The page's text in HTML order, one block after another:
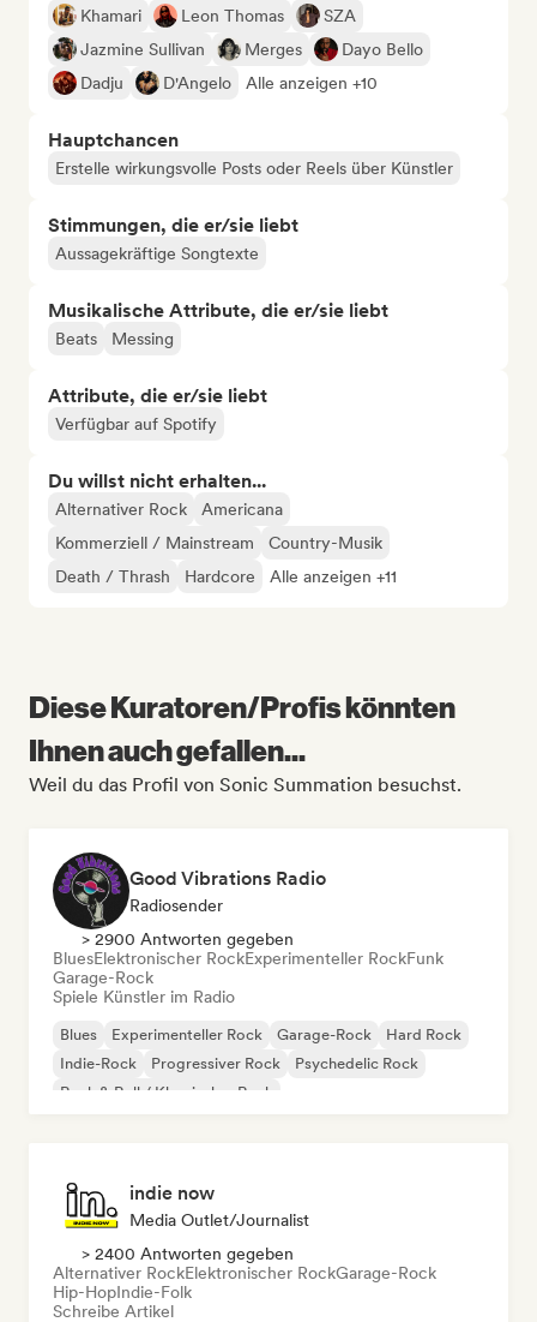
Khamari Leon Thomas
SZA
Jazmine Sullivan
Merges
Dayo Bello
Dadju
D'Angelo Alle anzeigen +10
Hauptchancen
Erstelle wirkungsvolle Posts oder Reels über Künstler
Stimmungen, die er/sie liebt
Aussagekräftige Songtexte
Musikalische Attribute, die er/sie liebt
Beats Messing
Attribute, die er/sie liebt
Verfügbar auf Spotify
Du willst nicht erhalten...
Alternativer Rock
Americana
Kommerziell / Mainstream
Country-Musik
Death / Thrash
Hardcore Alle anzeigen +11
Diese Kuratoren/Profis könnten
Ihnen auch gefallen...
Weil du das Profil von Sonic Summation besuchst.
Good Vibrations Radio
Radiosender
> 2900 Antworten gegeben
BluesElektronischer RockExperimenteller RockFunk
Garage-Rock
Spiele Künstler im Radio
Blues Experimenteller Rock Garage-Rock
Hard Rock
Indie-Rock
Progressiver Rock
Psychedelic Rock
Rock & Roll / Klassischer Rock
indie now
Media Outlet/Journalist
> 2400 Antworten gegeben
Alternativer RockElektronischer RockGarage-Rock
Hip-HopIndie-Folk
Schreibe Artikel